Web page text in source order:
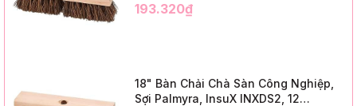
Trim)
193.320₫
18" Bàn Chải Chà Sàn Công Nghiệp,
Sợi Palmyra, InsuX INXDS2, 12